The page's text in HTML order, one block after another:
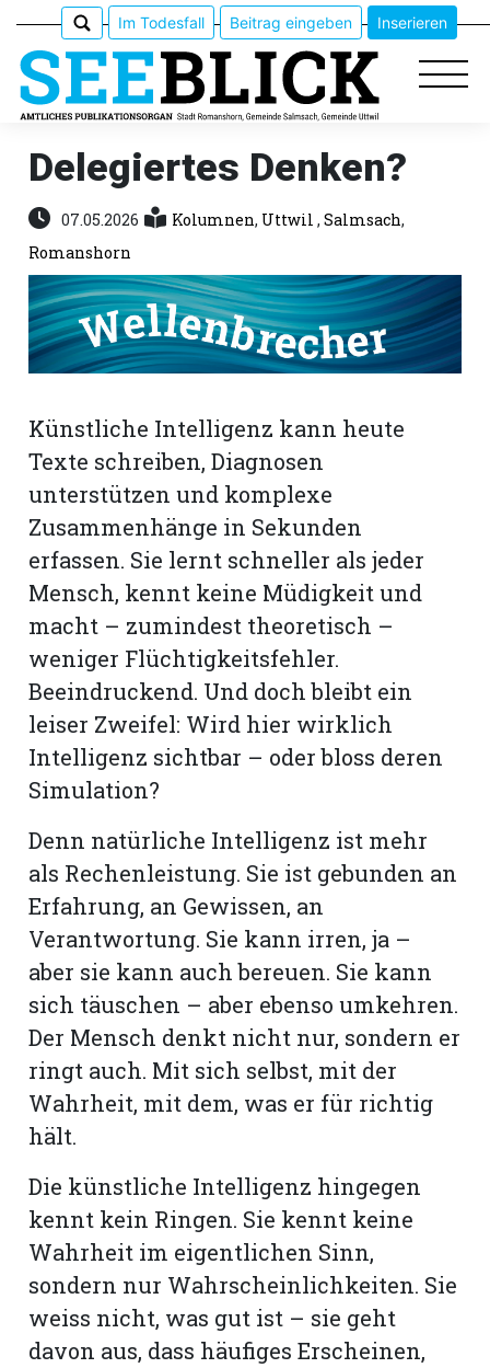
Epaper
Veranstaltungen
Erlebnisführer
App
Romanshorn:
offizielle
Mitteilungen
Im Todesfall Beitrag eingeben Inserieren
Delegiertes Denken?
07.05.2026 Kolumnen, Uttwil,Salmsach,
Romanshorn
Künstliche Intelligenz kann heute
Texte schreiben, Diagnosen
unterstützen und komplexe
Zusammenhänge in Sekunden
erfassen. Sie lernt schneller als jeder
Mensch, kennt keine Müdigkeit und
macht – zumindest theoretisch –
weniger Flüchtigkeitsfehler.
Beeindruckend. Und doch bleibt ein
leiser Zweifel: Wird hier wirklich
Intelligenz sichtbar – oder bloss deren
Simulation?
Denn natürliche Intelligenz ist mehr
als Rechenleistung. Sie ist gebunden an
Erfahrung, an Gewissen, an
Verantwortung. Sie kann irren, ja –
aber sie kann auch bereuen. Sie kann
sich täuschen – aber ebenso umkehren.
Der Mensch denkt nicht nur, sondern er
ringt auch. Mit sich selbst, mit der
Wahrheit, mit dem, was er für richtig
hält.
Die künstliche Intelligenz hingegen
kennt kein Ringen. Sie kennt keine
Wahrheit im eigentlichen Sinn,
sondern nur Wahrscheinlichkeiten. Sie
weiss nicht, was gut ist – sie geht
davon aus, dass häufiges Erscheinen,